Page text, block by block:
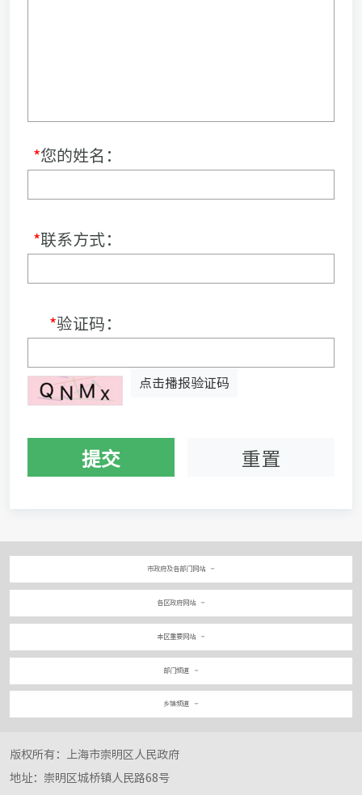
*您的姓名：
*联系方式：
*验证码：
点击播报验证码
提交 重置
市政府及各部门网站
各区政府网站
本区重要网站
部门频道
乡镇频道
版权所有：上海市崇明区人民政府
地址：崇明区城桥镇人民路68号